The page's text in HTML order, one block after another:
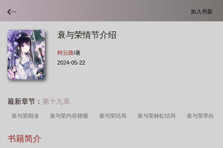
加入书架
衰与荣情节介绍
柯云路/著
2024-05-22
最新章节： 第十九章
衰与荣阅读 衰与荣内容梗概 衰与荣结局 衰与荣林虹结局 衰与荣李向
荣 百度盘
书籍简介